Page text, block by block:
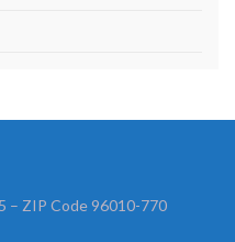
– ZIP Code 96010-770